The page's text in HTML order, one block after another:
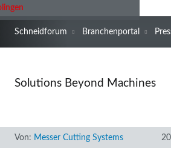
Schneidforum Branchenportal
Solutions Beyond Machines
Von: Messer Cutting Systems